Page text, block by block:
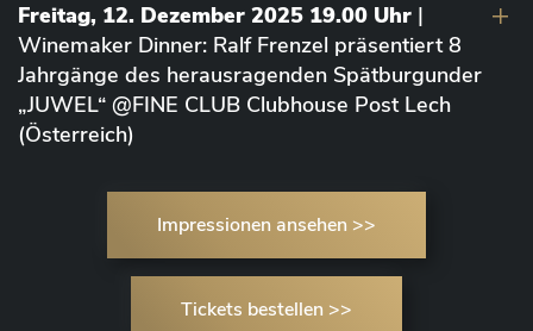
Freitag, 12. Dezember 2025 19.00 Uhr |
Winemaker Dinner: Ralf Frenzel präsentiert 8
Jahrgänge des herausragenden Spätburgunder
„JUWEL“ @FINE CLUB Clubhouse Post Lech
(Österreich)
Impressionen ansehen >>
Tickets bestellen >>